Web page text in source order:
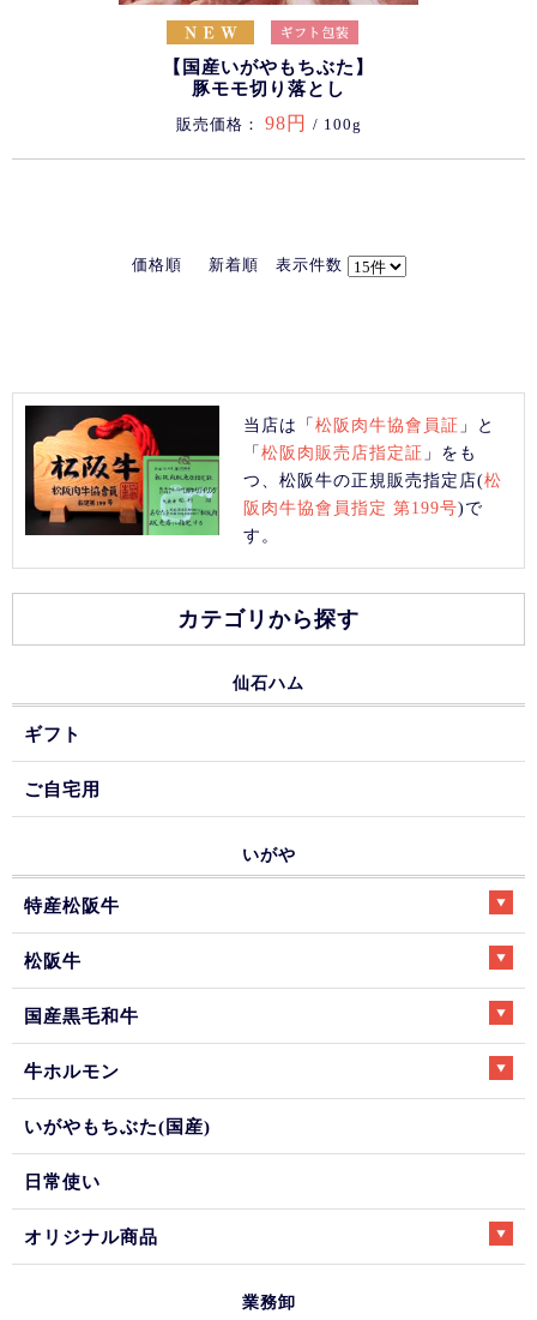
【国産いがやもちぶた】
豚モモ切り落とし
販売価格： 98円 / 100g
価格順 新着順 表示件数
当店は「松阪肉牛協會員証 」と
「松阪肉販売店指定証 」をも
つ、松阪牛の正規販売指定店(松
阪肉牛協會員指定 第199号)で
す。
カテゴリから探す
仙石ハム
ギフト
ご自宅用
いがや
特産松阪牛
松阪牛
国産黒毛和牛
牛ホルモン
いがやもちぶた(国産)
日常使い
オリジナル商品
業務卸